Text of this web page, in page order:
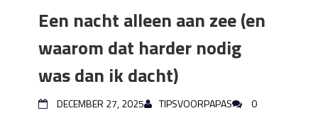
Een nacht alleen aan zee (en
waarom dat harder nodig
was dan ik dacht)
DECEMBER 27, 2025 TIPSVOORPAPAS 0